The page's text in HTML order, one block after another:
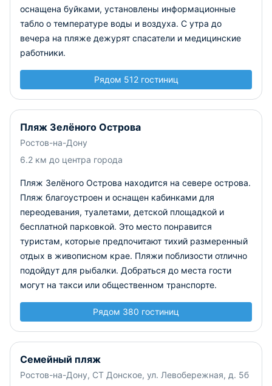
оснащена буйками, установлены информационные
табло о температуре воды и воздуха. С утра до
вечера на пляже дежурят спасатели и медицинские
работники.
Рядом 512 гостиниц
Пляж Зелёного Острова
Ростов-на-Дону
6.2 км до центра города
Пляж Зелёного Острова находится на севере острова.
Пляж благоустроен и оснащен кабинками для
переодевания, туалетами, детской площадкой и
бесплатной парковкой. Это место понравится
туристам, которые предпочитают тихий размеренный
отдых в живописном крае. Пляжи поблизости отлично
подойдут для рыбалки. Добраться до места гости
могут на такси или общественном транспорте.
Рядом 380 гостиниц
Семейный пляж
Ростов-на-Дону, СТ Донское, ул. Левобережная, д. 5б